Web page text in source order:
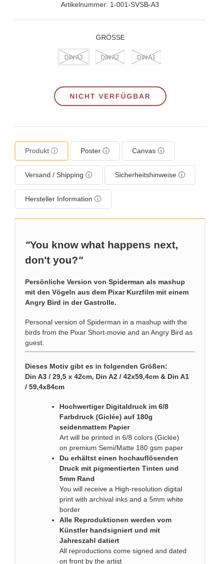
Artikelnummer: 1-001-SVSB-A3
GRÖSSE
DIN A3 DIN A2 DIN A1
NICHT VERFÜGBAR
Produkt ⓘ Poster ⓘ Canvas ⓘ
Versand / Shipping ⓘ Sicherheitshinweise ⓘ
Hersteller Information ⓘ
"You know what happens next,
don't you?"
Persönliche Version von Spiderman als mashup
mit den Vögeln aus dem Pixar Kurzfilm mit einem
Angry Bird in der Gastrolle.
Personal version of Spiderman in a mashup with the
birds from the Pixar Short-movie and an Angry Bird as
guest.
Dieses Motiv gibt es in folgenden Größen:
Din A3 / 29,5 x 42cm, Din A2 / 42x59,4cm & Din A1
/ 59,4x84cm
Hochwertiger Digitaldruck im 6/8
Farbdruck (Giclée) auf 180g
seidenmattem Papier
Art will be printed in 6/8 colors (Giclée)
on premium Semi/Matte 180 gsm paper
Du erhältst einen hochauflösenden
Druck mit pigmentierten Tinten und
5mm Rand
You will receive a High-resolution digital
print with archival inks and a 5mm white
border
Alle Reproduktionen werden vom
Künstler handsigniert und mit
Jahreszahl datiert
All reproductions come signed and dated
on front by the artist